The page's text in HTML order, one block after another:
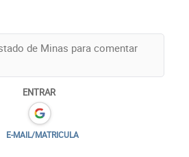
ENTRAR
E-MAIL/MATRICULA